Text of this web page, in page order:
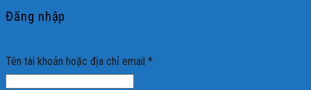
Đăng nhập
Tên tài khoản hoặc địa chỉ email *